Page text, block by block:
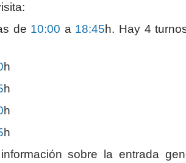
de 10:00 a 18:45h. Hay 4
h
h
h
h
sobre la entrada